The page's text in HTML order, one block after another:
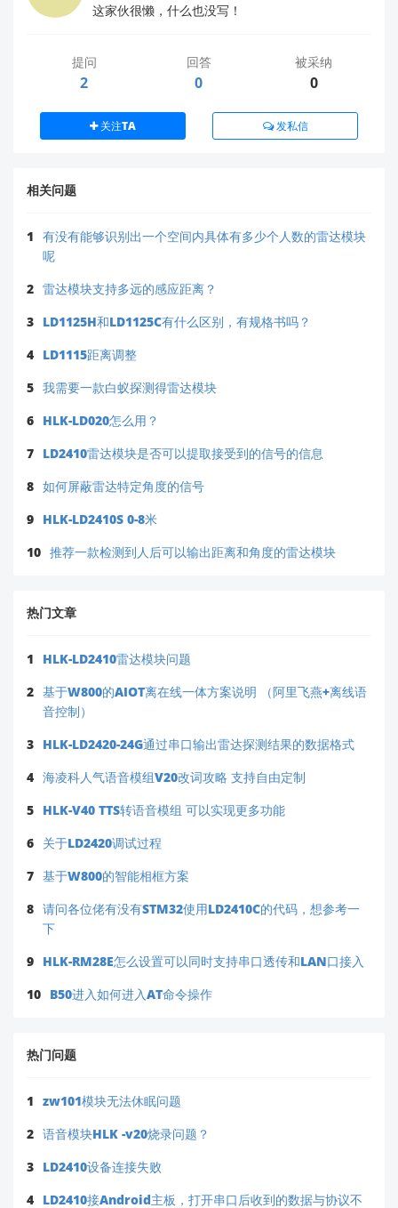
这家伙很懒，什么也没写！
提问
2
回答
0
被采纳
0
关注TA 发私信
相关问题
1 有没有能够识别出一个空间内具体有多少个人数的雷达模块
呢
2 雷达模块支持多远的感应距离？
3 LD1125H和LD1125C有什么区别，有规格书吗？
4 LD1115距离调整
5 我需要一款白蚁探测得雷达模块
6 HLK-LD020怎么用？
7 LD2410雷达模块是否可以提取接受到的信号的信息
8 如何屏蔽雷达特定角度的信号
9 HLK-LD2410S 0-8米
10 推荐一款检测到人后可以输出距离和角度的雷达模块
热门文章
1
HLK-LD2410雷达模块问题
2 基于W800的AIOT离在线一体方案说明 （阿里飞燕+离线语
音控制）
3 HLK-LD2420-24G通过串口输出雷达探测结果的数据格式
4 海凌科人气语音模组V20改词攻略 支持自由定制
5 HLK-V40 TTS转语音模组 可以实现更多功能
6 关于LD2420调试过程
7 基于W800的智能相框方案
8 请问各位佬有没有STM32使用LD2410C的代码，想参考一
下
9 HLK-RM28E怎么设置可以同时支持串口透传和LAN口接入
10 B50进入如何进入AT命令操作
热门问题
1 zw101模块无法休眠问题
2 语音模块HLK -v20烧录问题？
3 LD2410设备连接失败
4 LD2410接Android主板，打开串口后收到的数据与协议不